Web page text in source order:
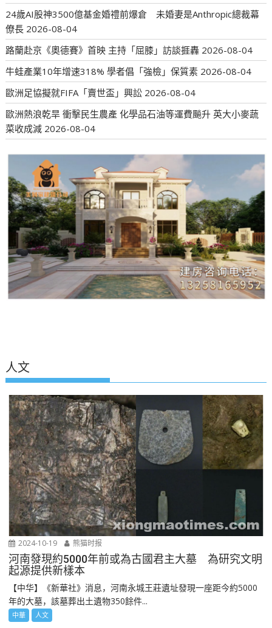
24歲AI股神3500億基金婚禮前爆倉 未婚妻是Anthropic總裁幕
僚長 2026-08-04
路蘭赴京《奧德賽》首映 主持「屈膝」訪談捱轟 2026-08-04
牛蛙產業10年增速318% 學者倡「強檢」保質素 2026-08-04
歐洲足協擬就FIFA「賣世盃」興訟 2026-08-04
歐洲熱浪乾旱 衝擊民生農產 化學品石油等運費飈升 英大小麥蔬
菜收成減 2026-08-04
人文
2024-10-19 熊猫时报
河南發現約5000年前或為古國君主大墓 為研究文明
起源提供新樣本
【中华】《新華社》消息，河南永城王莊遺址發現一座距今約5000
年的大墓，該墓葬出土遺物350餘件...
中華 人文